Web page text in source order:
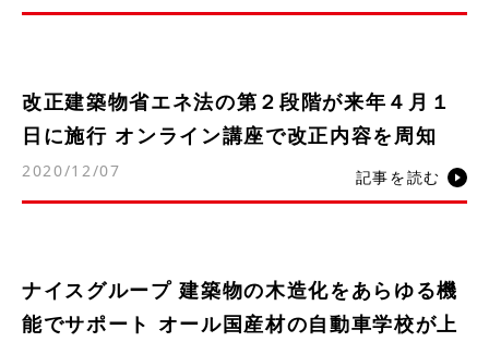
改正建築物省エネ法の第２段階が来年４月１
日に施行 オンライン講座で改正内容を周知
2020/12/07 記事を読む
ナイスグループ 建築物の木造化をあらゆる機
能でサポート オール国産材の自動車学校が上